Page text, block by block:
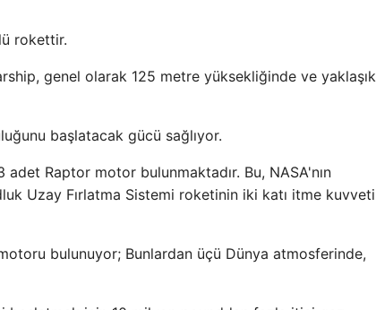
rokettir.
genel olarak 125 metre yüksekliğinde ve yaklaşık
başlatacak gücü sağlıyor.
adet Raptor motor bulunmaktadır. Bu, NASA'nın
Uzay Fırlatma Sistemi roketinin iki katı itme kuvveti
bulunuyor; Bunlardan üçü Dünya atmosferinde,